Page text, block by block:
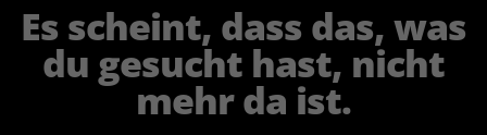
Es scheint, dass das, was
du gesucht hast, nicht
mehr da ist.